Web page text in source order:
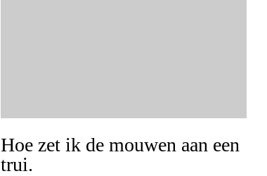
Hoe zet ik de mouwen aan een
trui.